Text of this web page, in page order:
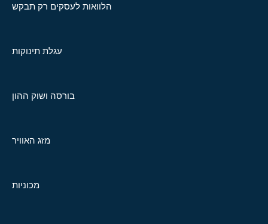
הלוואות לעסקים רק תבקש
עגלת תינוקות
בורסה ושוק ההון
מזג האוויר
מכוניות